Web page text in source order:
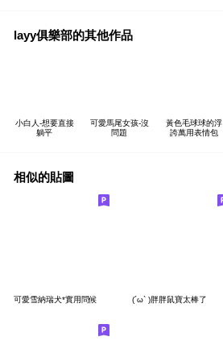
layy俱樂部的其他作品
小白人-想要直接
躺平
可愛馬尾女孩-沒
問題
黃色毛球球的浮
誇萬用表情包
相似的貼圖
可愛雪納瑞犬*實用問候 (´ω` )胖胖鼠寶太棒了